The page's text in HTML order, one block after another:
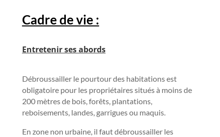
Cadre de vie :
Entretenir ses abords
Débroussailler le pourtour des habitations est
obligatoire pour les propriétaires situés à moins de
200 mètres de bois, forêts, plantations,
reboisements, landes, garrigues ou maquis.
En zone non urbaine, il faut débroussailler les